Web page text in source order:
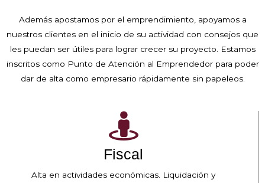
Además apostamos por el emprendimiento, apoyamos a
nuestros clientes en el inicio de su actividad con consejos que
les puedan ser útiles para lograr crecer su proyecto. Estamos
inscritos como Punto de Atención al Emprendedor para poder
dar de alta como empresario rápidamente sin papeleos.
Fiscal
Alta en actividades económicas. Liquidación y